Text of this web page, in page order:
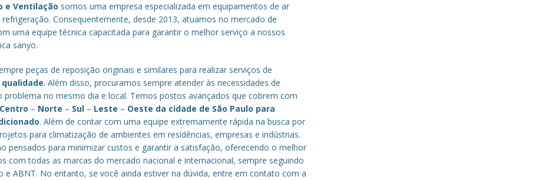
e Ventilação somos uma empresa especializada em equipamentos de ar
Consequentemente, desde 2013, atuamos no mercado de
uma equipe técnica capacitada para garantir o melhor serviço a nossos
sanyo.
peças de reposição originais e similares para realizar serviços de
. Além disso, procuramos sempre atender às necessidades de
problema no mesmo dia e local. Temos postos avançados que cobrem com
Centro – Norte – Sul – Leste – Oeste da cidade de São Paulo para
. Além de contar com uma equipe extremamente rápida na busca por
para climatização de ambientes em residências, empresas e indústrias.
pensados para minimizar custos e garantir a satisfação, oferecendo o melhor
com todas as marcas do mercado nacional e internacional, sempre seguindo
e ABNT. No entanto, se você ainda estiver na dúvida, entre em contato com a